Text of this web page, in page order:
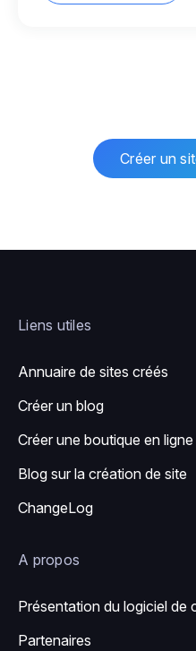
Créer un
Liens utiles
Annuaire de sites créés
Créer un blog
Créer une boutique en ligne
Blog sur la création de site
ChangeLog
A propos
Présentation du logiciel de
Partenaires